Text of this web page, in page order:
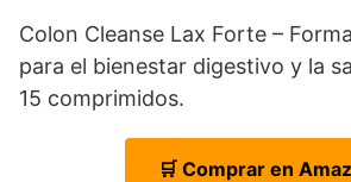
Colon Cleanse Lax Forte –
para el bienestar digestivo y la
15 comprimidos.
🛒 Comprar en